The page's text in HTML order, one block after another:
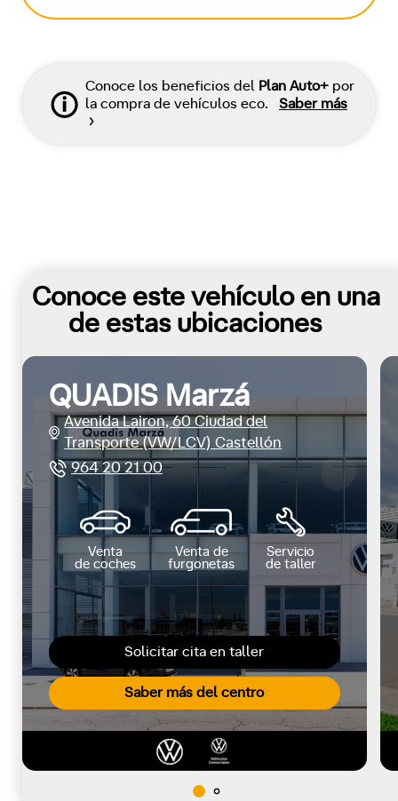
Conoce los beneficios del Plan Auto+ por
la compra de vehículos eco.
Saber más
Conoce este vehículo en una
de estas ubicaciones
Solicitar cita en taller
Saber más del centro
QUADIS Marzá
Avenida Lairon, 60 Ciudad del
Transporte (VW/LCV) Castellón
964 20 21 00
Venta
de coches
Venta de
furgonetas
Servicio
de taller